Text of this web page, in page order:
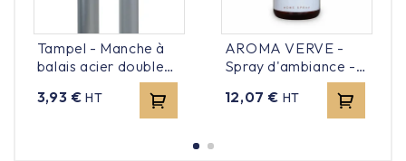
Tampel - Manche à
balais acier double
fonction 140cm
3,93 € HTPrix
AROMA VERVE -
Spray d'ambiance -
Forest - 500ml
12,07 € HTPrix